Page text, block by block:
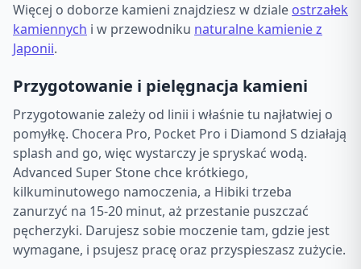
Więcej o doborze kamieni znajdziesz w dziale ostrzałek
kamiennych i w przewodniku naturalne kamienie z
Japonii.
Przygotowanie i pielęgnacja kamieni
Przygotowanie zależy od linii i właśnie tu najłatwiej o
pomyłkę. Chocera Pro, Pocket Pro i Diamond S działają
splash and go, więc wystarczy je spryskać wodą.
Advanced Super Stone chce krótkiego,
kilkuminutowego namoczenia, a Hibiki trzeba
zanurzyć na 15-20 minut, aż przestanie puszczać
pęcherzyki. Darujesz sobie moczenie tam, gdzie jest
wymagane, i psujesz pracę oraz przyspieszasz zużycie.